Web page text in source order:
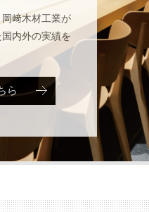
﨑木材工業が
内外の実績を